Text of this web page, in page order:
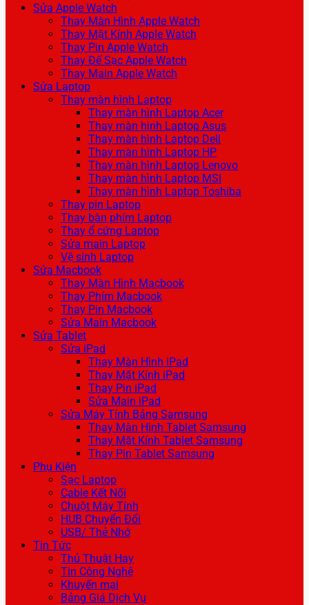
Sửa Apple Watch
Thay Màn Hình Apple Watch
Thay Mặt Kính Apple Watch
Thay Pin Apple Watch
Thay Đế Sạc Apple Watch
Thay Main Apple Watch
Sửa Laptop
Thay màn hình Laptop
Thay màn hình Laptop Acer
Thay màn hình Laptop Asus
Thay màn hình Laptop Dell
Thay màn hình Laptop HP
Thay màn hình Laptop Lenovo
Thay màn hình Laptop MSI
Thay màn hình Laptop Toshiba
Thay pin Laptop
Thay bàn phím Laptop
Thay ổ cứng Laptop
Sửa main Laptop
Vệ sinh Laptop
Sửa Macbook
Thay Màn Hình Macbook
Thay Phím Macbook
Thay Pin Macbook
Sửa Main Macbook
Sửa Tablet
Sửa iPad
Thay Màn Hình iPad
Thay Mặt Kính iPad
Thay Pin iPad
Sửa Main iPad
Sửa Máy Tính Bảng Samsung
Thay Màn Hình Tablet Samsung
Thay Mặt Kính Tablet Samsung
Thay Pin Tablet Samsung
Phụ Kiện
Sạc Laptop
Cable Kết Nối
Chuột Máy Tính
HUB Chuyển Đổi
USB/ Thẻ Nhớ
Tin Tức
Thủ Thuật Hay
Tin Công Nghệ
Khuyến mại
Bảng Giá Dịch Vụ